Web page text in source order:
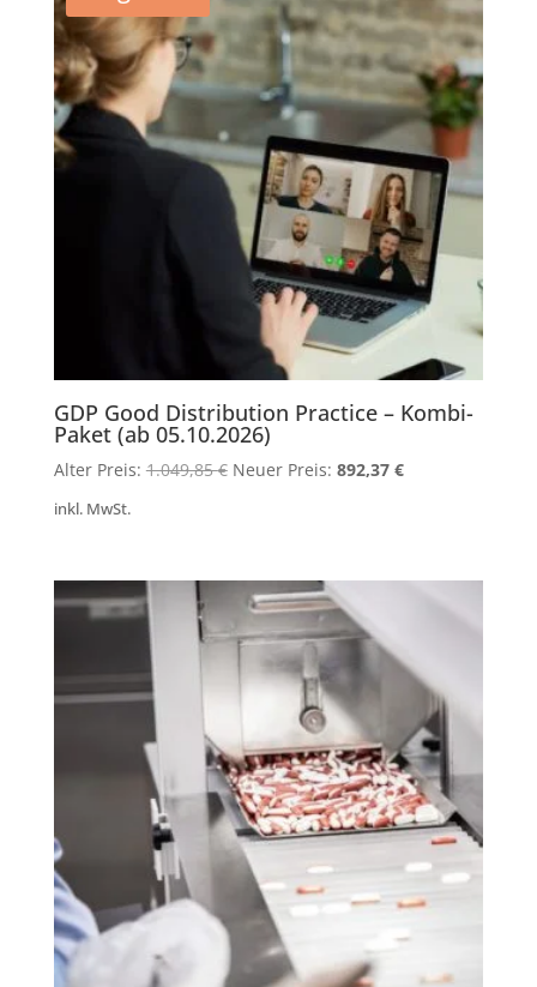
GDP Good Distribution Practice – Kombi-
Paket (ab 05.10.2026)
Alter Preis: 1.049,85€ Ursprünglicher
Neuer Preis: 892,37 €Aktueller
inkl. MwSt.